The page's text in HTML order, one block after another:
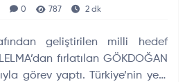
0 787 2 dk
geliştirilen milli hedef
fırlatılan GÖKDOĞAN
görev yaptı. Türkiye’nin yerli